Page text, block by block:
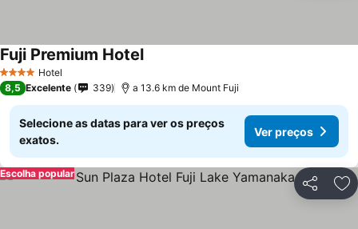
4 EstrelasHotel
Fuji Premium HotelVer preços
8,5 Excelente 339 a 13.6 km de Mount Fuji
Selecione as datas para ver os preços
exatos.
Ver preços
Partilhar
Escolha popular